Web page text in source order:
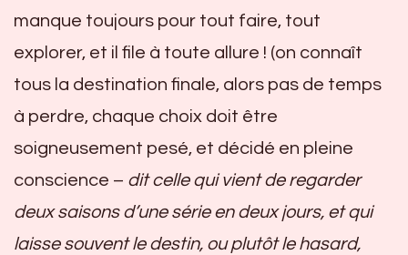
manque toujours pour tout faire, tout
explorer, et il file à toute allure ! (on connaît
tous la destination finale, alors pas de temps
à perdre, chaque choix doit être
soigneusement pesé, et décidé en pleine
conscience – dit celle qui vient de regarder
deux saisons d’une série en deux jours, et qui
laisse souvent le destin, ou plutôt le hasard,